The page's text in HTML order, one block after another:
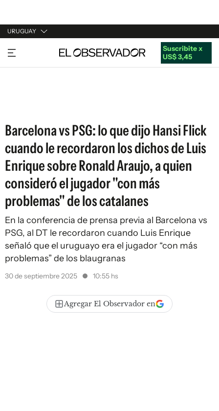
URUGUAY
URUGUAY
ARGENTINA
Suscribite x
US$ 3,45
Barcelona vs PSG: lo que dijo Hansi Flick
cuando le recordaron los dichos de Luis
Enrique sobre Ronald Araujo, a quien
consideró el jugador "con más
problemas" de los catalanes
En la conferencia de prensa previa al Barcelona vs
PSG, al DT le recordaron cuando Luis Enrique
señaló que el uruguayo era el jugador “con más
problemas” de los blaugranas
30 de septiembre 2025 10:55 hs
Agregar El Observador en